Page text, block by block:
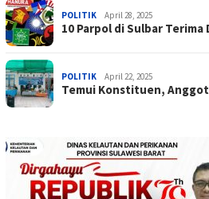
POLITIK April 28, 2025
10 Parpol di Sulbar
POLITIK April 22, 2025
Temui Konstituen,